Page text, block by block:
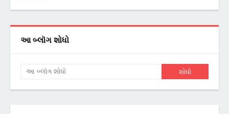
આ બ્લૉગ શોધો